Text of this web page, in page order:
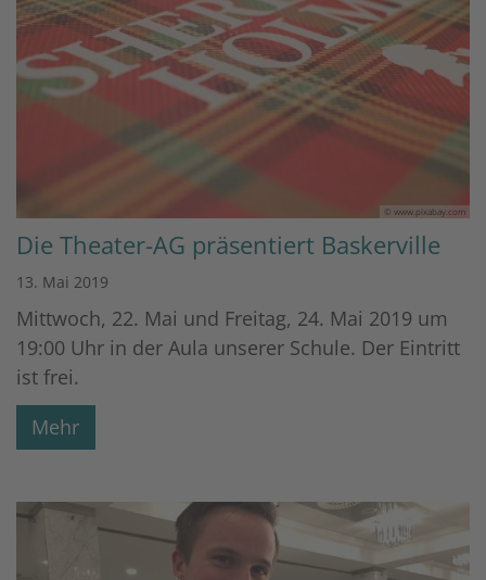
© www.pixabay.com
Die Theater-AG präsentiert Baskerville
13. Mai 2019
Mittwoch, 22. Mai und Freitag, 24. Mai 2019 um
19:00 Uhr in der Aula unserer Schule. Der Eintritt
ist frei.
Mehr